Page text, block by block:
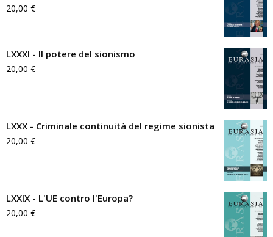
20,00 €
LXXXI - Il potere del sionismo
20,00 €
LXXX - Criminale continuità del regime sionista
20,00 €
LXXIX - L'UE contro l'Europa?
20,00 €